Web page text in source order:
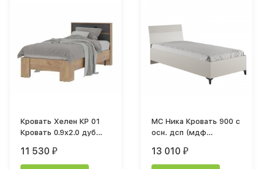
Кровать Хелен КР 01
Кровать 0.9х2.0 дуб
графит
11 530 ₽
МС Ника Кровать 900 с
осн. дсп (мдф
лдсп кашемир)
13 010 ₽